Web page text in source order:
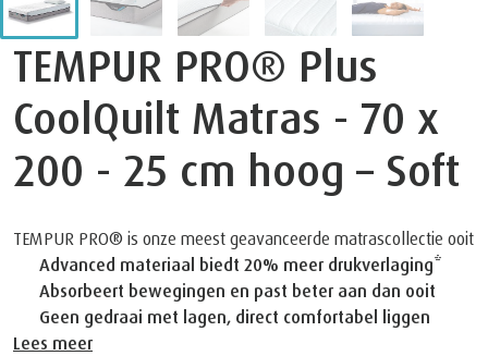
TEMPUR PRO® Plus
CoolQuilt Matras - 70 x
200 - 25 cm hoog – Soft
TEMPUR PRO® is onze meest geavanceerde matrascollectie ooit
Advanced materiaal biedt 20% meer drukverlaging*
Absorbeert bewegingen en past beter aan dan ooit
Geen gedraai met lagen, direct comfortabel liggen
Lees meer